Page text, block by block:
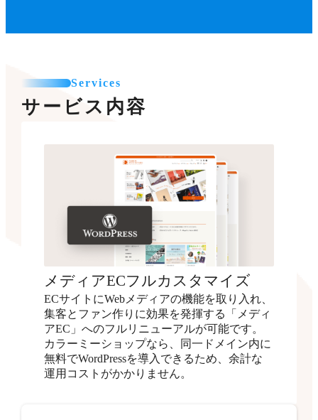
Services
サービス内容
メディアECフルカスタマイズ
ECサイトにWebメディアの機能を取り入れ、
集客とファン作りに効果を発揮する「メディ
アEC」へのフルリニューアルが可能です。
カラーミーショップなら、同一ドメイン内に
無料でWordPressを導入できるため、余計な
運用コストがかかりません。